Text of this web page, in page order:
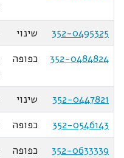
352-0495325
שינוי
352-0484824
כפופה
352-0447821
שינוי
352-0546143
כפופה
352-0633339
כפופה